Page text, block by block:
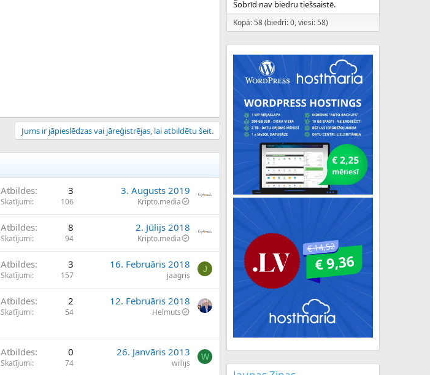
Jums ir jāpieslēdzas vai jāreģistrējas, lai atbildētu šeit.
Atbildes 3
Skatījumi 106
3. Augusts 2019
Kripto.media
Atbildes 8
Skatījumi 94
2. Jūlijs 2018
Kripto.media
Atbildes 3
Skatījumi 157
16. Februāris 2018
jaagris
J
Atbildes 2
Skatījumi 54
12. Februāris 2018
Helmuts
Atbildes 0
Skatījumi 74
26. Janvāris 2013
willijs
W
Šobrīd nav biedru tiešsaistē.
Kopā: 58 (biedri: 0, viesi: 58)